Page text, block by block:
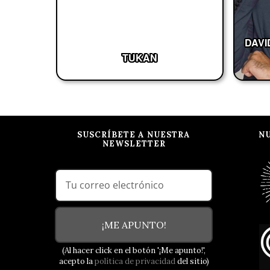
TUKAN
SUSCRÍBETE A NUESTRA
NEWSLETTER
¡ME APUNTO!
(Al hacer click en el botón '¡Me apunto!',
acepto lapolítica de privacidaddel sitio)